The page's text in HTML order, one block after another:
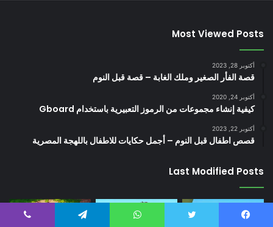
Most Viewed Posts
أكتوبر 28, 2023
قصة الفأر الصغير وملك الغابة – قصة قبل النوم
أكتوبر 24, 2020
كيفية إنشاء مجموعات من الرموز التعبيرية باستخدام Gboard
أكتوبر 22, 2023
قصص اطفال قبل النوم – أجمل حكايات للاطفال باللهجة المصرية
Last Modified Posts